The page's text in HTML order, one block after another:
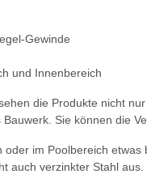
Gewinde
und Innenbereich
die Produkte nicht
Sie können die
oder im Poolbereich
auch verzinkter Stahl